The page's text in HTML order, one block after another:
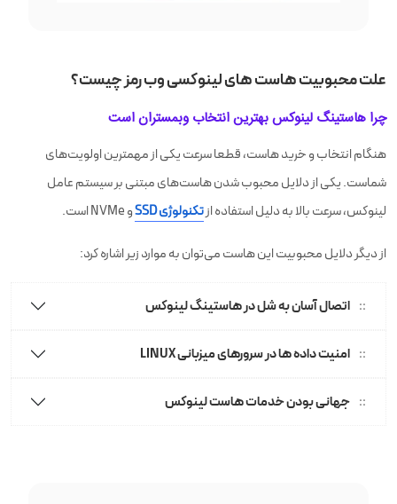
علت محبوبیت هاست های لینوکسی وب رمز چیست؟
چرا هاستینگ لینوکس بهترین انتخاب وبمستران است
هنگام انتخاب و خرید هاست، قطعا سرعت یکی از مهمترین اولویت‌های
شماست. یکی از دلایل محبوب شدن هاست‌های مبتنی بر سیستم عامل
لینوکس، سرعت بالا به دلیل استفاده ازتکنولوژی SSD و NVMe است.
از دیگر دلایل محبوبیت این هاست می‌توان به موارد زیر اشاره کرد:
اتصال آسان به شل در هاستینگ لینوکس
امنیت داده ها در سرورهای میزبانی LINUX
جهانی بودن خدمات هاست لینوکس